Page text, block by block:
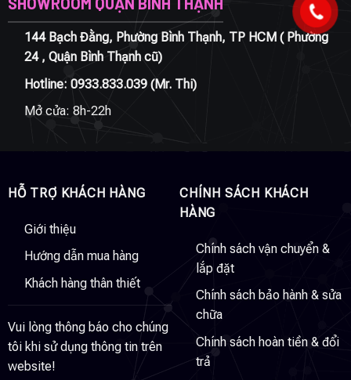
144 Bạch Đằng, Phường Bình Thạnh, TP HCM ( Phường
24 , Quận Bình Thạnh cũ)
Hotline: 0933.833.039(Mr. Thi)
Mở cửa: 8h-22h
HỖ TRỢ KHÁCH HÀNG
Giới thiệu
Hướng dẫn mua hàng
Khách hàng thân thiết
Vui lòng thông báo cho chúng
tôi khi sử dụng thông tin trên
website!
CHÍNH SÁCH KHÁCH
HÀNG
Chính sách vận chuyển &
lắp đặt
Chính sách bảo hành & sửa
chữa
Chính sách hoàn tiền & đổi
trả